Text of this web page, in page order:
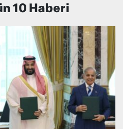
10 Haberi